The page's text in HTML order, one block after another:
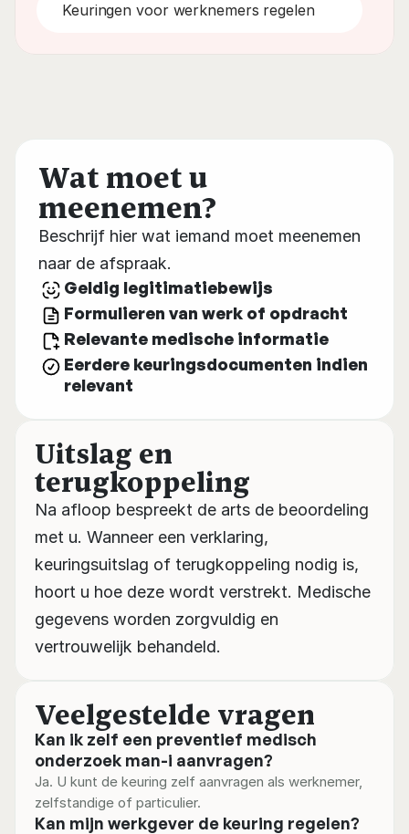
Keuringen voor werknemers regelen
Wat moet u
meenemen?
Beschrijf hier wat iemand moet meenemen
naar de afspraak.
Geldig legitimatiebewijs
Formulieren van werk of opdracht
Relevante medische informatie
Eerdere keuringsdocumenten indien
relevant
Uitslag en
terugkoppeling
Na afloop bespreekt de arts de beoordeling
met u. Wanneer een verklaring,
keuringsuitslag of terugkoppeling nodig is,
hoort u hoe deze wordt verstrekt. Medische
gegevens worden zorgvuldig en
vertrouwelijk behandeld.
Veelgestelde vragen
Kan ik zelf een preventief medisch
onderzoek man-i aanvragen?
Ja. U kunt de keuring zelf aanvragen als werknemer,
zelfstandige of particulier.
Kan mijn werkgever de keuring regelen?